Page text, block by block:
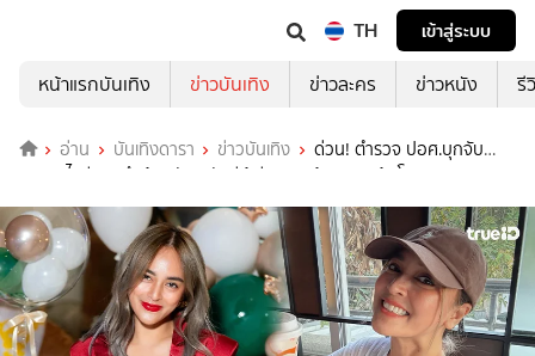
TH
เข้าสู่ระบบ
หน้าแรกบันเทิง
ข่าวบันเทิง ข่าวละคร ข่าวหนัง รี
อ่าน บันเทิงดารา ข่าวบันเทิง
ด่วน! ตำรวจ ปอศ.บุกจับ
“นานา ไรบีนา” ถึงบ้านพัก หลังมีผู้เสียหายแจ้งเอาผิดฉ้อโกง